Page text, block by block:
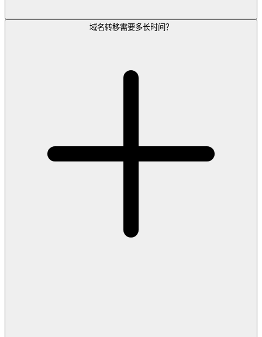
域名转移需要多长时间？